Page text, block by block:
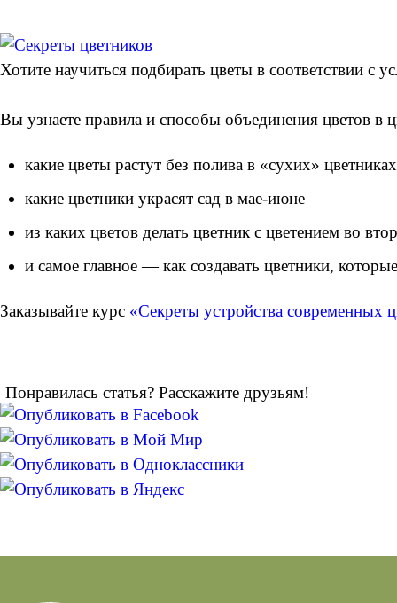
Хотите научиться подбирать цветы в соответствии с
Вы узнаете правила и способы объединения цветов в
какие цветы растут без полива в «сухих» цветниках
какие цветники украсят сад в мае-июне
из каких цветов делать цветник с цветением во
и самое главное — как создавать цветники,
Заказывайте курс «Секреты устройства современных
Понравилась статья? Расскажите друзьям!